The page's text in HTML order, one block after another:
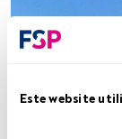
Este website